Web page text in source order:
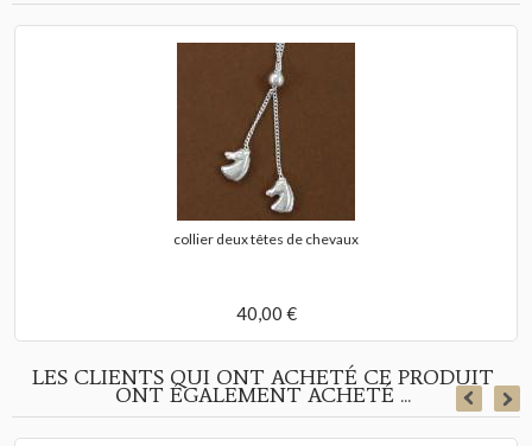
collier deux têtes de chevaux
40,00 €
LES CLIENTS QUI ONT ACHETÉ CE PRODUIT
ONT ÉGALEMENT ACHETÉ ...